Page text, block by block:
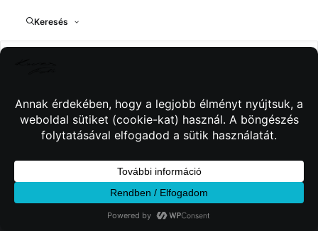
Keresés
© 2026 Kincses Fotó. Minden jog fenntartva